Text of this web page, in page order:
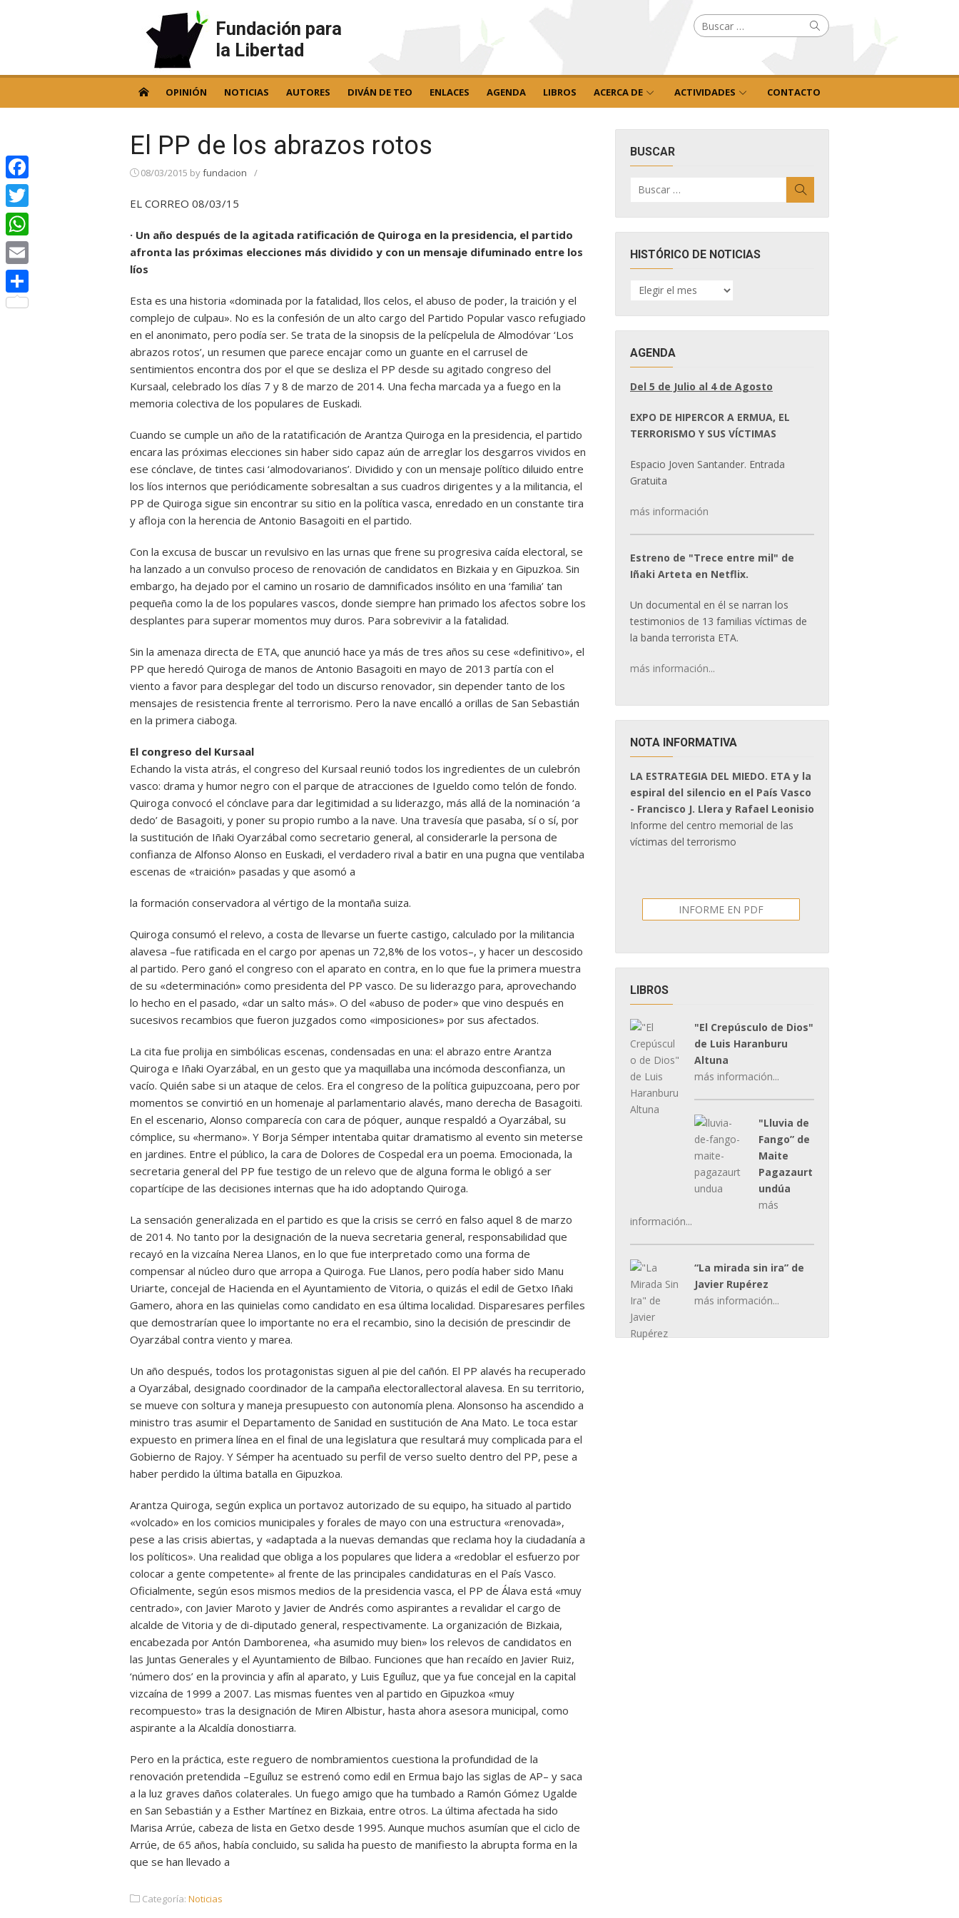
Fundación para
la Libertad
Buscar
por: Buscar
OPINIÓN NOTICIAS AUTORES DIVÁN DE TEO ENLACES AGENDA LIBROS ACERCA DE ACTIVIDADES CONTACTO
El PP de los abrazos rotos
08/03/2015 byfundacion /
EL CORREO 08/03/15
· Un año después de la agitada ratificación de Quiroga en la presidencia, el partido
afronta las próximas elecciones más dividido y con un mensaje difuminado entre los
líos
Esta es una historia «dominada por la fatalidad, llos celos, el abuso de poder, la traición y el
complejo de culpau». No es la confesión de un alto cargo del Partido Popular vasco refugiado
en el anonimato, pero podía ser. Se trata de la sinopsis de la pelícpelula de Almodóvar ‘Los
abrazos rotos’, un resumen que parece encajar como un guante en el carrusel de
sentimientos encontra dos por el que se desliza el PP desde su agitado congreso del
Kursaal, celebrado los días 7 y 8 de marzo de 2014. Una fecha marcada ya a fuego en la
memoria colectiva de los populares de Euskadi.
Cuando se cumple un año de la ratatificación de Arantza Quiroga en la presidencia, el partido
encara las próximas elecciones sin haber sido capaz aún de arreglar los desgarros vividos en
ese cónclave, de tintes casi ‘almodovarianos’. Dividido y con un mensaje político diluido entre
los líos internos que periódicamente sobresaltan a sus cuadros dirigentes y a la militancia, el
PP de Quiroga sigue sin encontrar su sitio en la política vasca, enredado en un constante tira
y afloja con la herencia de Antonio Basagoiti en el partido.
Con la excusa de buscar un revulsivo en las urnas que frene su progresiva caída electoral, se
ha lanzado a un convulso proceso de renovación de candidatos en Bizkaia y en Gipuzkoa. Sin
embargo, ha dejado por el camino un rosario de damnificados insólito en una ‘familia’ tan
pequeña como la de los populares vascos, donde siempre han primado los afectos sobre los
desplantes para superar momentos muy duros. Para sobrevivir a la fatalidad.
Sin la amenaza directa de ETA, que anunció hace ya más de tres años su cese «definitivo», el
PP que heredó Quiroga de manos de Antonio Basagoiti en mayo de 2013 partía con el
viento a favor para desplegar del todo un discurso renovador, sin depender tanto de los
mensajes de resistencia frente al terrorismo. Pero la nave encalló a orillas de San Sebastián
en la primera ciaboga.
El congreso del Kursaal
Echando la vista atrás, el congreso del Kursaal reunió todos los ingredientes de un culebrón
vasco: drama y humor negro con el parque de atracciones de Igueldo como telón de fondo.
Quiroga convocó el cónclave para dar legitimidad a su liderazgo, más allá de la nominación ‘a
dedo’ de Basagoiti, y poner su propio rumbo a la nave. Una travesía que pasaba, sí o sí, por
la sustitución de Iñaki Oyarzábal como secretario general, al considerarle la persona de
confianza de Alfonso Alonso en Euskadi, el verdadero rival a batir en una pugna que ventilaba
escenas de «traición» pasadas y que asomó a
la formación conservadora al vértigo de la montaña suiza.
Quiroga consumó el relevo, a costa de llevarse un fuerte castigo, calculado por la militancia
alavesa –fue ratificada en el cargo por apenas un 72,8% de los votos–, y hacer un descosido
al partido. Pero ganó el congreso con el aparato en contra, en lo que fue la primera muestra
de su «determinación» como presidenta del PP vasco. De su liderazgo para, aprovechando
lo hecho en el pasado, «dar un salto más». O del «abuso de poder» que vino después en
sucesivos recambios que fueron juzgados como «imposiciones» por sus afectados.
La cita fue prolija en simbólicas escenas, condensadas en una: el abrazo entre Arantza
Quiroga e Iñaki Oyarzábal, en un gesto que ya maquillaba una incómoda desconfianza, un
vacío. Quién sabe si un ataque de celos. Era el congreso de la política guipuzcoana, pero por
momentos se convirtió en un homenaje al parlamentario alavés, mano derecha de Basagoiti.
En el escenario, Alonso comparecía con cara de póquer, aunque respaldó a Oyarzábal, su
cómplice, su «hermano». Y Borja Sémper intentaba quitar dramatismo al evento sin meterse
en jardines. Entre el público, la cara de Dolores de Cospedal era un poema. Emocionada, la
secretaria general del PP fue testigo de un relevo que de alguna forma le obligó a ser
copartícipe de las decisiones internas que ha ido adoptando Quiroga.
La sensación generalizada en el partido es que la crisis se cerró en falso aquel 8 de marzo
de 2014. No tanto por la designación de la nueva secretaria general, responsabilidad que
recayó en la vizcaína Nerea Llanos, en lo que fue interpretado como una forma de
compensar al núcleo duro que arropa a Quiroga. Fue Llanos, pero podía haber sido Manu
Uriarte, concejal de Hacienda en el Ayuntamiento de Vitoria, o quizás el edil de Getxo Iñaki
Gamero, ahora en las quinielas como candidato en esa última localidad. Disparesares perfiles
que demostrarían quee lo importante no era el recambio, sino la decisión de prescindir de
Oyarzábal contra viento y marea.
Un año después, todos los protagonistas siguen al pie del cañón. El PP alavés ha recuperado
a Oyarzábal, designado coordinador de la campaña electorallectoral alavesa. En su territorio,
se mueve con soltura y maneja presupuesto con autonomía plena. Alonsonso ha ascendido a
ministro tras asumir el Departamento de Sanidad en sustitución de Ana Mato. Le toca estar
expuesto en primera línea en el final de una legislatura que resultará muy complicada para el
Gobierno de Rajoy. Y Sémper ha acentuado su perfil de verso suelto dentro del PP, pese a
haber perdido la última batalla en Gipuzkoa.
Arantza Quiroga, según explica un portavoz autorizado de su equipo, ha situado al partido
«volcado» en los comicios municipales y forales de mayo con una estructura «renovada»,
pese a las crisis abiertas, y «adaptada a la nuevas demandas que reclama hoy la ciudadanía a
los políticos». Una realidad que obliga a los populares que lidera a «redoblar el esfuerzo por
colocar a gente competente» al frente de las principales candidaturas en el País Vasco.
Oficialmente, según esos mismos medios de la presidencia vasca, el PP de Álava está «muy
centrado», con Javier Maroto y Javier de Andrés como aspirantes a revalidar el cargo de
alcalde de Vitoria y de di-diputado general, respectivamente. La organización de Bizkaia,
encabezada por Antón Damborenea, «ha asumido muy bien» los relevos de candidatos en
las Juntas Generales y el Ayuntamiento de Bilbao. Funciones que han recaído en Javier Ruiz,
‘número dos’ en la provincia y afín al aparato, y Luis Eguíluz, que ya fue concejal en la capital
vizcaína de 1999 a 2007. Las mismas fuentes ven al partido en Gipuzkoa «muy
recompuesto» tras la designación de Miren Albistur, hasta ahora asesora municipal, como
aspirante a la Alcaldía donostiarra.
Pero en la práctica, este reguero de nombramientos cuestiona la profundidad de la
renovación pretendida –Eguíluz se estrenó como edil en Ermua bajo las siglas de AP– y saca
a la luz graves daños colaterales. Un fuego amigo que ha tumbado a Ramón Gómez Ugalde
en San Sebastián y a Esther Martínez en Bizkaia, entre otros. La última afectada ha sido
Marisa Arrúe, cabeza de lista en Getxo desde 1995. Aunque muchos asumían que el ciclo de
Arrúe, de 65 años, había concluido, su salida ha puesto de manifiesto la abrupta forma en la
que se han llevado a
Categoría: Noticias
BUSCAR
por:
HISTÓRICO DE NOTICIAS
HISTÓRICO
DE
AGENDA
Del 5 de Julio al 4 de Agosto
EXPO DE HIPERCOR A ERMUA, EL
TERRORISMO Y SUS VÍCTIMAS
Espacio Joven Santander. Entrada
Gratuita
más información
Estreno de "Trece entre mil" de
Iñaki Arteta en Netflix.
Un documental en él se narran los
testimonios de 13 familias víctimas de
la banda terrorista ETA.
más información...
NOTA INFORMATIVA
LA ESTRATEGIA DEL MIEDO. ETA y la
espiral del silencio en el País Vasco
- Francisco J. Llera y Rafael Leonisio
Informe del centro memorial de las
víctimas del terrorismo
INFORME EN PDF
LIBROS
"El Crepúsculo de Dios"
de Luis Haranburu
Altuna
más información...
"Lluvia de
Fango” de
Maite
Pagazaurt
undúa
más
información...
“La mirada sin ira” de
Javier Rupérez
más información...
Facebook
Twitter
WhatsApp
Email
Compartir